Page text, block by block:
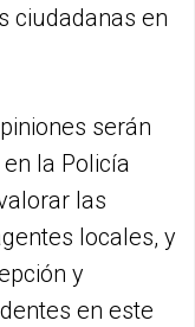
ciudadanas en
serán
la Policía
las
locales, y
y
en este